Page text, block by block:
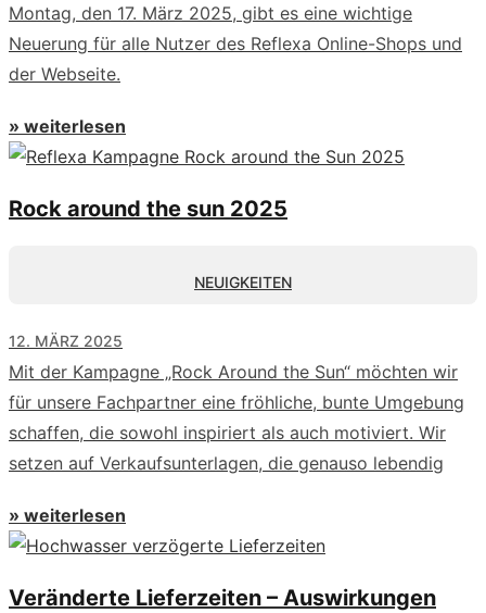
Montag, den 17. März 2025, gibt es eine wichtige
Neuerung für alle Nutzer des Reflexa Online-Shops und
der Webseite.
» weiterlesen
Rock around the sun 2025
NEUIGKEITEN
12. MÄRZ 2025
Mit der Kampagne „Rock Around the Sun“ möchten wir
für unsere Fachpartner eine fröhliche, bunte Umgebung
schaffen, die sowohl inspiriert als auch motiviert. Wir
setzen auf Verkaufsunterlagen, die genauso lebendig
» weiterlesen
Veränderte Lieferzeiten – Auswirkungen